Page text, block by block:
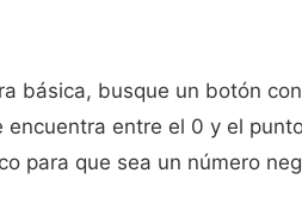
básica, busque un botón
entre el 0 y el
para que sea un número